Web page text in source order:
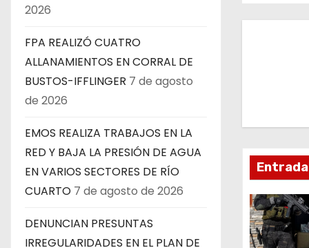
2026
FPA REALIZÓ CUATRO
ALLANAMIENTOS EN CORRAL DE
BUSTOS-IFFLINGER 7 de agosto
de 2026
EMOS REALIZA TRABAJOS EN LA
RED Y BAJA LA PRESIÓN DE AGUA
EN VARIOS SECTORES DE RÍO
CUARTO 7 de agosto de 2026
DENUNCIAN PRESUNTAS
IRREGULARIDADES EN EL PLAN DE
c
i
ó
n